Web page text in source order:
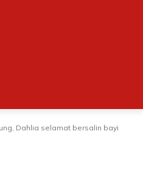
Dahlia selamat bersalin bayi